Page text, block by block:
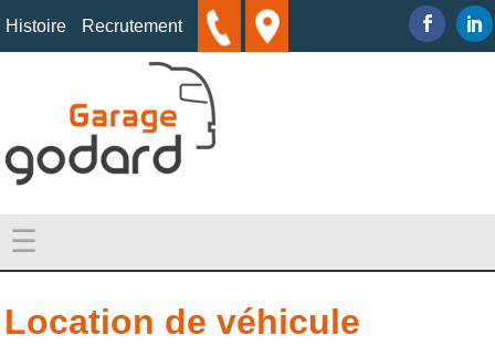
Histoire Recrutement
Garage GODARD
Garage poids lourds
☰
Location de véhicule